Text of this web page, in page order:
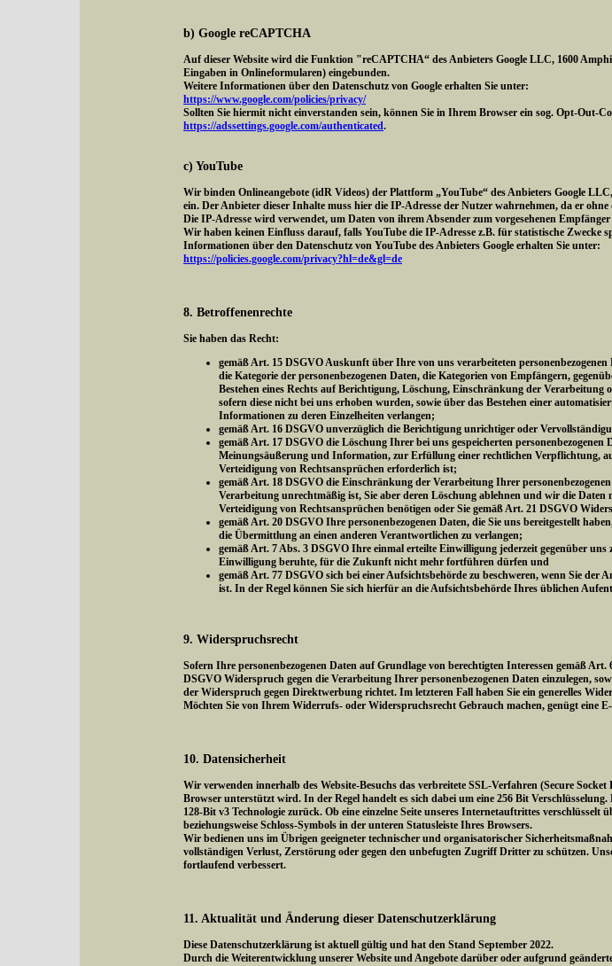
b) Google reCAPTCHA
Auf dieser Website wird die Funktion "reCAPTCHA“ des Anbieters Google LLC, 1600
Eingaben in Onlineformularen) eingebunden.
Weitere Informationen über den Datenschutz von Google erhalten Sie unter:
https://www.google.com/policies/privacy/
Sollten Sie hiermit nicht einverstanden sein, können Sie in Ihrem Browser ein sog. Opt-Out-
https://adssettings.google.com/authenticated.
c) YouTube
Wir binden Onlineangebote (idR Videos) der Plattform „YouTube“ des Anbieters Google
ein. Der Anbieter dieser Inhalte muss hier die IP-Adresse der Nutzer wahrnehmen, da er
Die IP-Adresse wird verwendet, um Daten von ihrem Absender zum vorgesehenen
Wir haben keinen Einfluss darauf, falls YouTube die IP-Adresse z.B. für statistische Zwecke
Informationen über den Datenschutz von YouTube des Anbieters Google erhalten Sie unter:
https://policies.google.com/privacy?hl=de&gl=de
8. Betroffenenrechte
Sie haben das Recht:
gemäß Art. 15 DSGVO Auskunft über Ihre von uns verarbeiteten
die Kategorie der personenbezogenen Daten, die Kategorien von Empfängern,
Bestehen eines Rechts auf Berichtigung, Löschung, Einschränkung der
sofern diese nicht bei uns erhoben wurden, sowie über das Bestehen einer
Informationen zu deren Einzelheiten verlangen;
gemäß Art. 16 DSGVO unverzüglich die Berichtigung unrichtiger oder
gemäß Art. 17 DSGVO die Löschung Ihrer bei uns gespeicherten
Meinungsäußerung und Information, zur Erfüllung einer rechtlichen Verpflichtung,
Verteidigung von Rechtsansprüchen erforderlich ist;
gemäß Art. 18 DSGVO die Einschränkung der Verarbeitung Ihrer
Verarbeitung unrechtmäßig ist, Sie aber deren Löschung ablehnen und wir die
Verteidigung von Rechtsansprüchen benötigen oder Sie gemäß Art. 21 DSGVO
gemäß Art. 20 DSGVO Ihre personenbezogenen Daten, die Sie uns bereitgestellt
die Übermittlung an einen anderen Verantwortlichen zu verlangen;
gemäß Art. 7 Abs. 3 DSGVO Ihre einmal erteilte Einwilligung jederzeit gegenüber
Einwilligung beruhte, für die Zukunft nicht mehr fortführen dürfen und
gemäß Art. 77 DSGVO sich bei einer Aufsichtsbehörde zu beschweren, wenn Sie
ist. In der Regel können Sie sich hierfür an die Aufsichtsbehörde Ihres üblichen
9. Widerspruchsrecht
Sofern Ihre personenbezogenen Daten auf Grundlage von berechtigten Interessen gemäß
DSGVO Widerspruch gegen die Verarbeitung Ihrer personenbezogenen Daten einzulegen,
der Widerspruch gegen Direktwerbung richtet. Im letzteren Fall haben Sie ein generelles
Möchten Sie von Ihrem Widerrufs- oder Widerspruchsrecht Gebrauch machen, genügt eine
10. Datensicherheit
Wir verwenden innerhalb des Website-Besuchs das verbreitete SSL-Verfahren (Secure
Browser unterstützt wird. In der Regel handelt es sich dabei um eine 256 Bit
128-Bit v3 Technologie zurück. Ob eine einzelne Seite unseres Internetauftrittes verschlüsselt
beziehungsweise Schloss-Symbols in der unteren Statusleiste Ihres Browsers.
Wir bedienen uns im Übrigen geeigneter technischer und organisatorischer
vollständigen Verlust, Zerstörung oder gegen den unbefugten Zugriff Dritter zu schützen.
fortlaufend verbessert.
11. Aktualität und Änderung dieser Datenschutzerklärung
Diese Datenschutzerklärung ist aktuell gültig und hat den Stand September 2022.
Durch die Weiterentwicklung unserer Website und Angebote darüber oder aufgrund